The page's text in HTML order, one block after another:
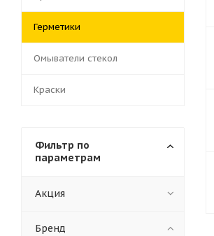
Герметики
Омыватели стекол
Краски
Фильтр по
параметрам
Акция
Бренд